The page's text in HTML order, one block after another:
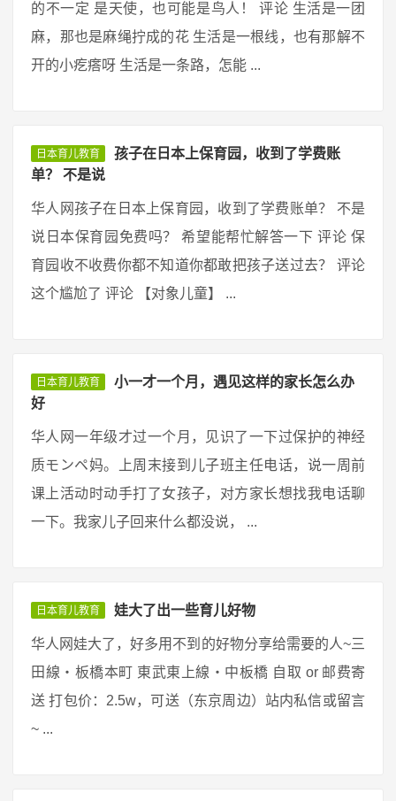
的不一定 是天使，也可能是鸟人！ 评论 生活是一团
麻，那也是麻绳拧成的花 生活是一根线，也有那解不
开的小疙瘩呀 生活是一条路，怎能 ...
日本育儿教育
孩子在日本上保育园，收到了学费账
单？ 不是说
华人网孩子在日本上保育园，收到了学费账单？ 不是
说日本保育园免费吗？ 希望能帮忙解答一下 评论 保
育园收不收费你都不知道你都敢把孩子送过去？ 评论
这个尴尬了 评论 【对象儿童】 ...
日本育儿教育
小一才一个月，遇见这样的家长怎么办
好
华人网一年级才过一个月，见识了一下过保护的神经
质モンペ妈。上周末接到儿子班主任电话，说一周前
课上活动时动手打了女孩子，对方家长想找我电话聊
一下。我家儿子回来什么都没说， ...
日本育儿教育 娃大了出一些育儿好物
华人网娃大了，好多用不到的好物分享给需要的人~三
田線・板橋本町 東武東上線・中板橋 自取 or 邮费寄
送 打包价：2.5w，可送（东京周边）站内私信或留言
~ ...